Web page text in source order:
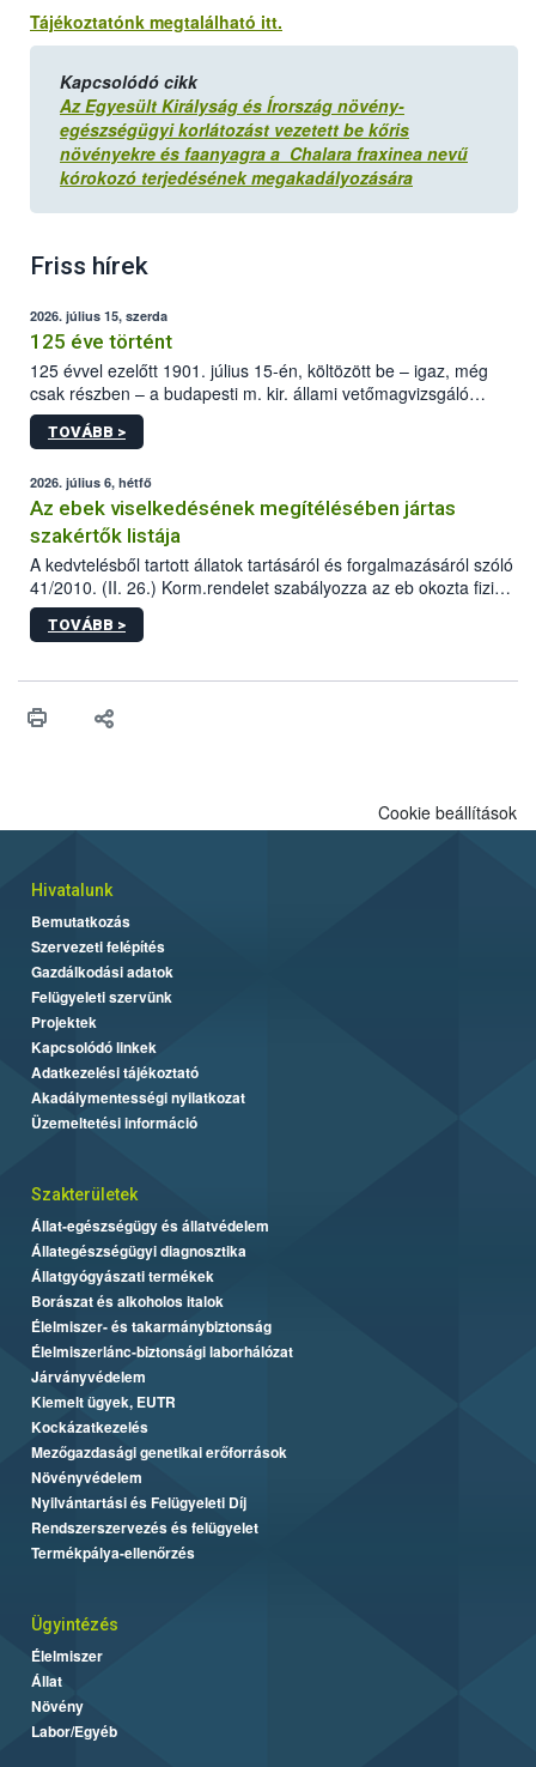
Tájékoztatónk megtalálható itt.
Kapcsolódó cikk
Az Egyesült Királyság és Írország növény-
egészségügyi korlátozást vezetett be kőris
növényekre és faanyagra a Chalara fraxinea nevű
kórokozó terjedésének megakadályozására
Friss hírek
2026. július 15, szerda
125 éve történt
125 évvel ezelőtt 1901. július 15-én, költözött be – igaz, még
csak részben – a budapesti m. kir. állami vetőmagvizsgáló
állomás a Kis Rókus utca 15. szám alatti, Czigler Győző által
tervezett új épületébe.
TOVÁBB >
2026. július 6, hétfő
Az ebek viselkedésének megítélésében jártas
szakértők listája
A kedvtelésből tartott állatok tartásáról és forgalmazásáról szóló
41/2010. (II. 26.) Korm.rendelet szabályozza az eb okozta fizikai
sérülés, illetve ennek veszélye keletkezésekor felmerülő
hatósági feladatokat, valamint a veszélyes eb tartását és annak
vonni az ebek viselkedésének megítélésében jártas szakértőt.
TOVÁBB >
Cookie beállítások
Hivatalunk
Bemutatkozás
Szervezeti felépítés
Gazdálkodási adatok
Felügyeleti szervünk
Projektek
Kapcsolódó linkek
Adatkezelési tájékoztató
Akadálymentességi nyilatkozat
Üzemeltetési információ
Szakterületek
Állat-egészségügy és állatvédelem
Állategészségügyi diagnosztika
Állatgyógyászati termékek
Borászat és alkoholos italok
Élelmiszer- és takarmánybiztonság
Élelmiszerlánc-biztonsági laborhálózat
Járványvédelem
Kiemelt ügyek, EUTR
Kockázatkezelés
Mezőgazdasági genetikai erőforrások
Növényvédelem
Nyilvántartási és Felügyeleti Díj
Rendszerszervezés és felügyelet
Termékpálya-ellenőrzés
Ügyintézés
Élelmiszer
Állat
Növény
Labor/Egyéb